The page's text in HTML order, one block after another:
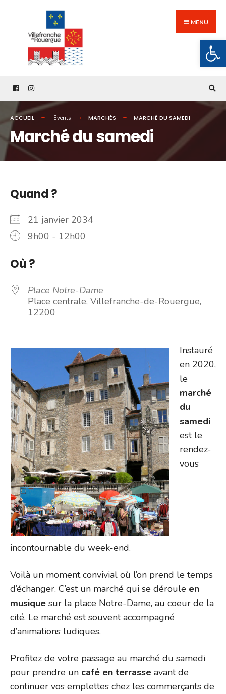
content
MENU
ACCUEIL Events MARCHÉS MARCHÉ DU SAMEDI
Marché du samedi
Quand ?
21 janvier 2034
9h00 - 12h00
Où ?
Place Notre-Dame
Place centrale, Villefranche-de-Rouergue,
12200
Instauré
en 2020,
le
marché
du
samedi
est le
rendez-
vous
incontournable du week-end.
Voilà un moment convivial où l’on prend le temps
d’échanger. C’est un marché qui se déroule en
musique sur la place Notre-Dame, au coeur de la
cité. Le marché est souvent accompagné
d’animations ludiques.
Profitez de votre passage au marché du samedi
pour prendre un café en terrasse avant de
continuer vos emplettes chez les commerçants de